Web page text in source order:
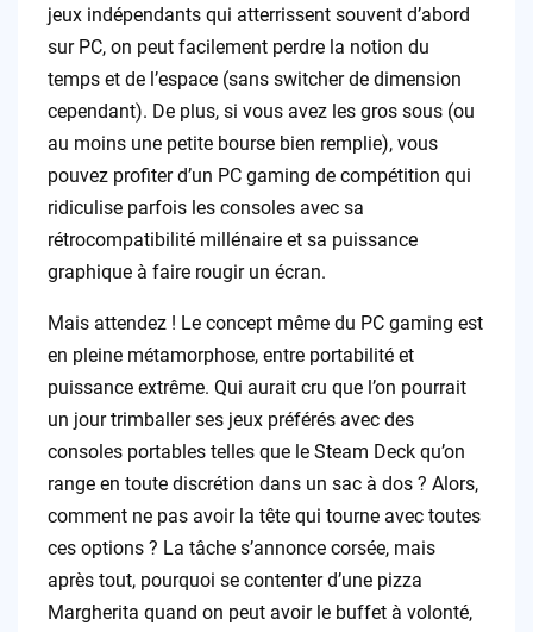
jeux indépendants qui atterrissent souvent d’abord
sur PC, on peut facilement perdre la notion du
temps et de l’espace (sans switcher de dimension
cependant). De plus, si vous avez les gros sous (ou
au moins une petite bourse bien remplie), vous
pouvez profiter d’un PC gaming de compétition qui
ridiculise parfois les consoles avec sa
rétrocompatibilité millénaire et sa puissance
graphique à faire rougir un écran.
Mais attendez ! Le concept même du PC gaming est
en pleine métamorphose, entre portabilité et
puissance extrême. Qui aurait cru que l’on pourrait
un jour trimballer ses jeux préférés avec des
consoles portables telles que le Steam Deck qu’on
range en toute discrétion dans un sac à dos ? Alors,
comment ne pas avoir la tête qui tourne avec toutes
ces options ? La tâche s’annonce corsée, mais
après tout, pourquoi se contenter d’une pizza
Margherita quand on peut avoir le buffet à volonté,